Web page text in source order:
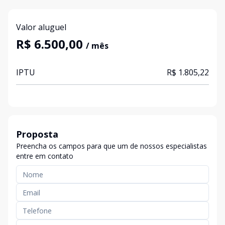
Valor aluguel
R$ 6.500,00 / mês
IPTU R$ 1.805,22
Proposta
Preencha os campos para que um de nossos especialistas
entre em contato